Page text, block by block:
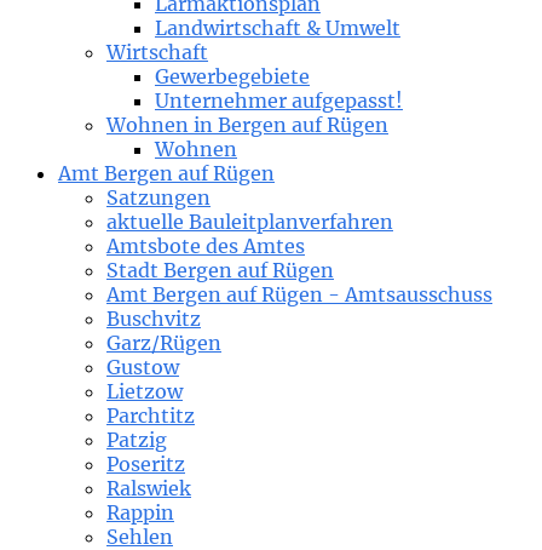
Landwirtschaft & Umwelt
Wirtschaft
Gewerbegebiete
Unternehmer aufgepasst!
Wohnen in Bergen auf Rügen
Wohnen
Amt Bergen auf Rügen
Satzungen
aktuelle Bauleitplanverfahren
Amtsbote des Amtes
Stadt Bergen auf Rügen
Amt Bergen auf Rügen - Amtsausschuss
Buschvitz
Garz/Rügen
Gustow
Lietzow
Parchtitz
Patzig
Poseritz
Ralswiek
Rappin
Sehlen